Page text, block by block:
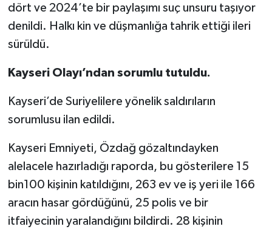
dört ve 2024’te bir paylaşımı suç unsuru taşıyor
denildi. Halkı kin ve düşmanlığa tahrik ettiği ileri
sürüldü.
Kayseri Olayı’ndan sorumlu tutuldu.
Kayseri’de Suriyelilere yönelik saldırıların
sorumlusu ilan edildi.
Kayseri Emniyeti, Özdağ gözaltındayken
alelacele hazırladığı raporda, bu gösterilere 15
bin100 kişinin katıldığını, 263 ev ve iş yeri ile 166
aracın hasar gördüğünü, 25 polis ve bir
itfaiyecinin yaralandığını bildirdi. 28 kişinin